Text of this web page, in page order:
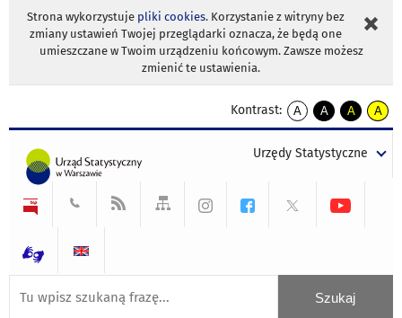
Strona wykorzystuje pliki cookies. Korzystanie z witryny bez
zmiany ustawień Twojej przeglądarki oznacza, że będą one
umieszczane w Twoim urządzeniu końcowym. Zawsze możesz
zmienić te ustawienia.
Kontrast:
A
kontrast
A
kontrast
tekst
czarnym
A
kontrast
tekst
czarnym
A
tekst
żółtym
Urzędy Statystyczne